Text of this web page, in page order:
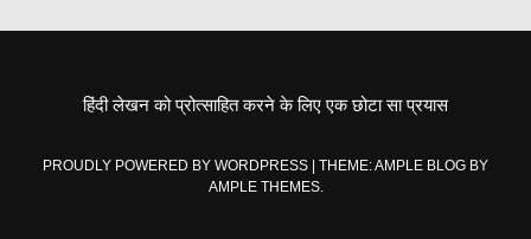
हिंदी लेखन को प्रोत्साहित करने के लिए एक छोटा सा प्रयास
PROUDLY POWERED BY WORDPRESS
THEME: AMPLE BLOG BY
AMPLE THEMES.